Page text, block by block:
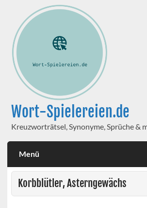
Wort-Spielereien.de
Kreuzworträtsel, Synonyme, Sprüche &
Menü
Korbblütler, Asterngewächs